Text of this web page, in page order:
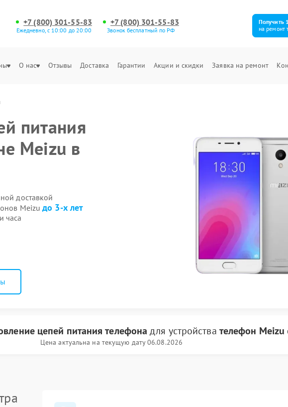
+7 (800) 301-55-83
Ежедневно, с 10:00 до 20:00
+7 (800) 301-55-83
Звонок бесплатный по РФ
Получить
на ремонт
О нас Отзывы Доставка Гарантии Акции и скидки Заявка на ремонт
питания
Meizu в
доставкой
Meizuдо 3-х лет
часа
цепей питания телефона для устройства телефон Meizu
Цена актуальна на текущую дату 06.08.2026